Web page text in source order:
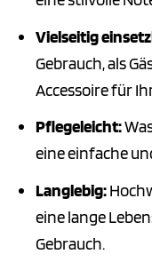
Vielseitig
Gebrauch, als
Accessoire für
Pflegeleicht:
eine einfache
Langlebig:
eine lange
Gebrauch.